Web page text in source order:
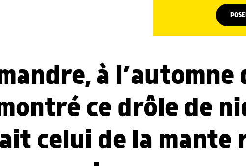
à
ce drôle de
celui de la mante